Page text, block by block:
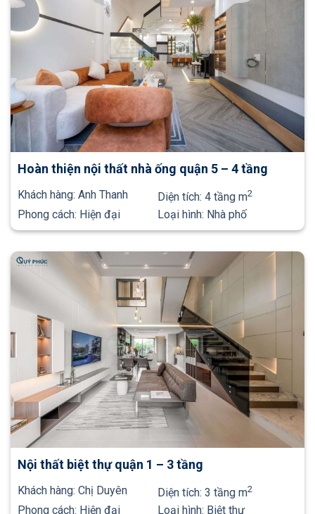
Hoàn thiện nội thất nhà ống quận 5 – 4 tầng
Khách hàng: Anh Thanh Diện tích: 4 tầng m2
Phong cách: Hiện đại Loại hình: Nhà phố
Nội thất biệt thự quận 1 – 3 tầng
Khách hàng: Chị Duyên Diện tích: 3 tầng m2
Phong cách: Hiện đại Loại hình: Biệt thự